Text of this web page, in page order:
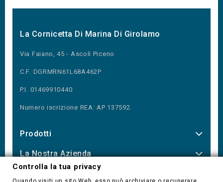
La Cornicetta Di Marina Di Girolamo
Via Faiano, 45 - Ascoli Piceno
C.F. DGRMRN61L68A462P
P.I. 01469910440
Numero iscrizione REA: AP 137592.
Prodotti
La Nostra Azienda
Controlla la tua privacy